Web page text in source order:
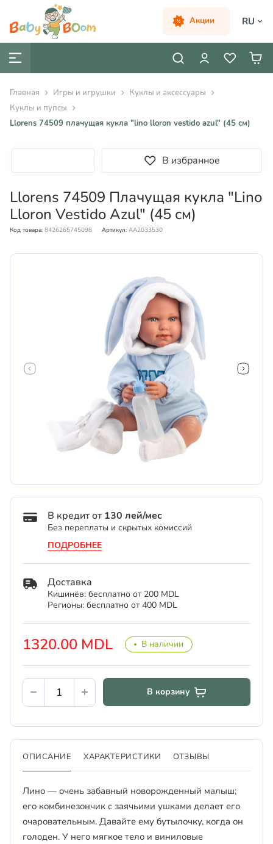
Акции RU
Главная Игры и игрушки
Куклы и аксессуары
Куклы и пупсы
Llorens 74509 плачущая кукла "lino lloron vestido azul" (45 см)
В избранное
Llorens 74509 Плачущая кукла "Lino
Lloron Vestido Azul" (45 см)
Код товара: 8426265745098 Артикул: AA2033530
1320.00 MDL В наличии
В кредит от130 лей/мес
Без переплаты и скрытых комиссий
ПОДРОБНЕЕ
Доставка
Кишинёв: бесплатно от 200 MDL
Регионы: бесплатно от 400 MDL
В корзину
ОПИСАНИЕ ХАРАКТЕРИСТИКИ ОТЗЫВЫ
Лино — очень забавный новорожденный малыш;
его комбинезончик с заячьими ушками делает его
очаровательным. Давайте ему бутылочку, когда он
голоден. У него мягкое тело и виниловые